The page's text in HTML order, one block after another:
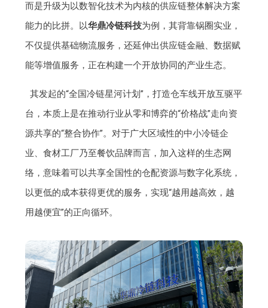
而是升级为以数智化技术为内核的供应链整体解决方案
能力的比拼。以华鼎冷链科技为例，其背靠锅圈实业，
不仅提供基础物流服务，还延伸出供应链金融、数据赋
能等增值服务，正在构建一个开放协同的产业生态。
其发起的“全国冷链星河计划”，打造仓车线开放互驱平
台，本质上是在推动行业从零和博弈的“价格战”走向资
源共享的“整合协作”。对于广大区域性的中小冷链企
业、食材工厂乃至餐饮品牌而言，加入这样的生态网
络，意味着可以共享全国性的仓配资源与数字化系统，
以更低的成本获得更优的服务，实现“越用越高效，越
用越便宜”的正向循环。